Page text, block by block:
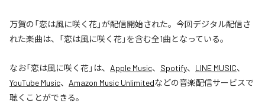
万賀の「恋は風に咲く花」が配信開始された。今回デジタル配信さ
れた楽曲は、「恋は風に咲く花」を含む全1曲となっている。
なお「恋は風に咲く花」は、 Apple Music、 Spotify、 LINE MUSIC、
YouTube Music、 Amazon Music Unlimitedなどの音楽配信サービスで
聴くことができる。